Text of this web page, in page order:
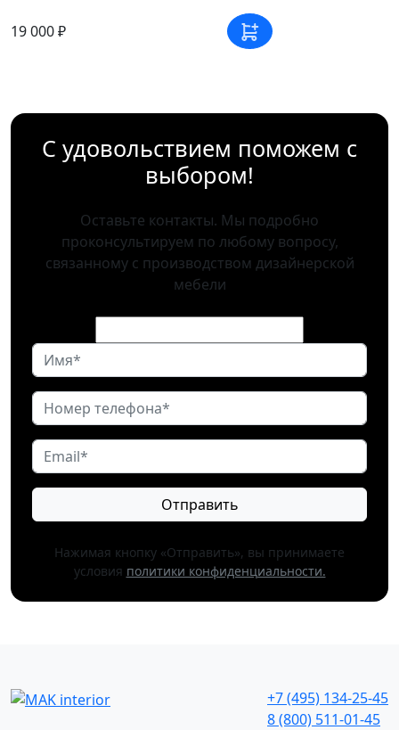
19 000 ₽
С удовольствием поможем с
выбором!
Оставьте контакты. Мы подробно
проконсультируем по любому вопросу,
связанному с производством дизайнерской
мебели
Отправить
Нажимая кнопку «Отправить», вы принимаете
условия политики конфиденциальности.
+7 (495) 134-25-45
8 (800) 511-01-45